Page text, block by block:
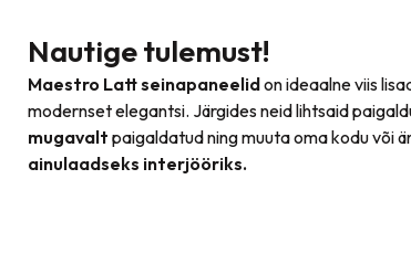
Nautige tulemust!
Maestro Latt seinapaneelidon ideaalne viis
modernset elegantsi. Järgides neid lihtsaid
mugavalt paigaldatud ning muuta oma kodu või
ainulaadseks interjööriks.